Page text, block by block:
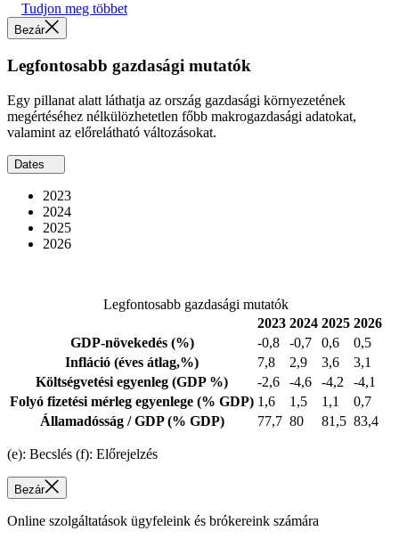
Tudjon meg többet
Bezár
Legfontosabb gazdasági mutatók
Egy pillanat alatt láthatja az ország gazdasági környezetének
megértéséhez nélkülözhetetlen főbb makrogazdasági adatokat,
valamint az előrelátható változásokat.
Dates
2023
2024
2025
2026
Legfontosabb gazdasági mutatók
2023 2024 2025 2026
GDP-növekedés (%) -0,8 -0,7 0,6
0,5
Infláció (éves átlag,%) 7,8 2,9 3,6
3,1
Költségvetési egyenleg (GDP %) -2,6 -4,6 -4,2
-4,1
Folyó fizetési mérleg egyenlege (% GDP) 1,6 1,5 1,1
0,7
Államadósság / GDP(% GDP) 77,7 80 81,5 83,4
(e): Becslés (f): Előrejelzés
Bezár
Online szolgáltatások ügyfeleink és brókereink számára